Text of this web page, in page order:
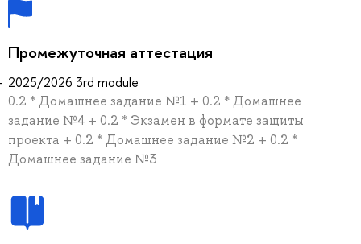
Промежуточная аттестация
2025/2026 3rd module
0.2 * Домашнее задание №1 + 0.2 * Домашнее
задание №4 + 0.2 * Экзамен в формате защиты
проекта + 0.2 * Домашнее задание №2 + 0.2 *
Домашнее задание №3